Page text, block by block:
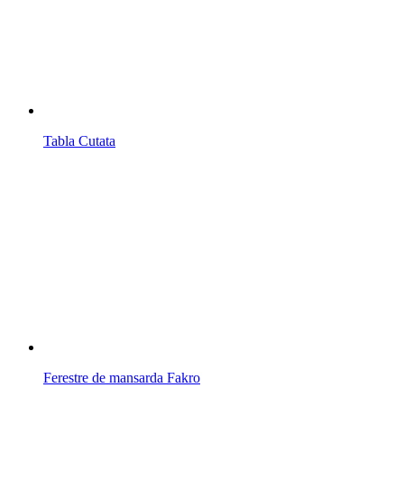
Tabla Cutata
Ferestre de mansarda Fakro